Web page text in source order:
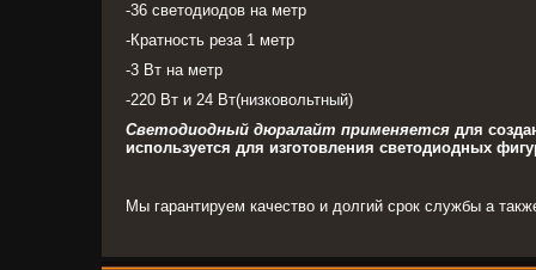
-36 светодиодов на метр
-Кратность реза 1 метр
-3 Вт на метр
-220 Вт и 24 Вт(низковольтный)
Светодиодный дюралайт применяется для
используется для изготовления светодиодных
Мы гарантируем качество и долгий срок службы а